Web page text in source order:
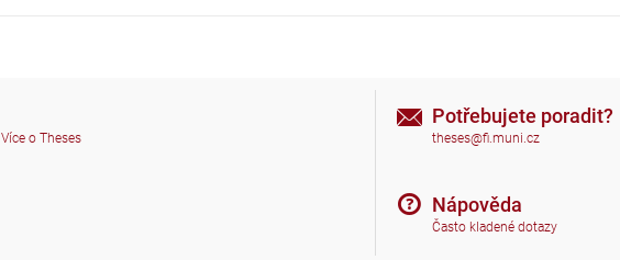
Více o Theses
Potřebujete poradit?
theses@fi.muni.cz
Nápověda
Často kladené dotazy